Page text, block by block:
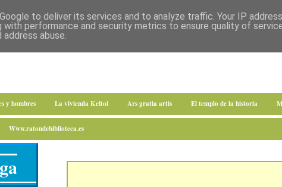
y hombres La vivienda Keltoi Ars gratia artis El templo de la historia
Www.ratondebiblioteca.es
to deliver its services and to analyze traffic. Your IP
with performance and security metrics to ensure quality of
abuse.